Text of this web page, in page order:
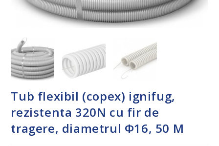
Tub flexibil (copex) ignifug,
rezistenta 320N cu fir de
tragere, diametrul Φ16, 50 M